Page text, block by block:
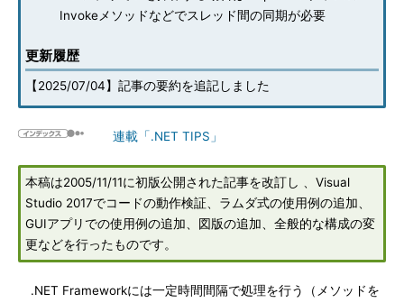
Invokeメソッドなどでスレッド間の同期が必要
更新履歴
【2025/07/04】記事の要約を追記しました
連載「.NET TIPS」
本稿は2005/11/11に初版公開された記事を改訂し 、Visual
Studio 2017でコードの動作検証、ラムダ式の使用例の追加、
GUIアプリでの使用例の追加、図版の追加、全般的な構成の変
更などを行ったものです。
.NET Frameworkには一定時間間隔で処理を行う（メソッドを